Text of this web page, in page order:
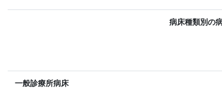
病床種類別の
一般診療所病床